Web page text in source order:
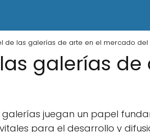
de las galerías de arte en el mercado del
galerías
galerías juegan un papel
para el desarrollo y